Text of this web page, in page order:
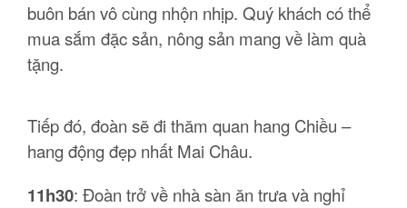
buôn bán vô cùng nhộn nhịp. Quý khách có thể
mua sắm đặc sản, nông sản mang về làm quà
tặng.
Tiếp đó, đoàn sẽ đi thăm quan hang Chiều –
hang động đẹp nhất Mai Châu.
11h30: Đoàn trở về nhà sàn ăn trưa và nghỉ